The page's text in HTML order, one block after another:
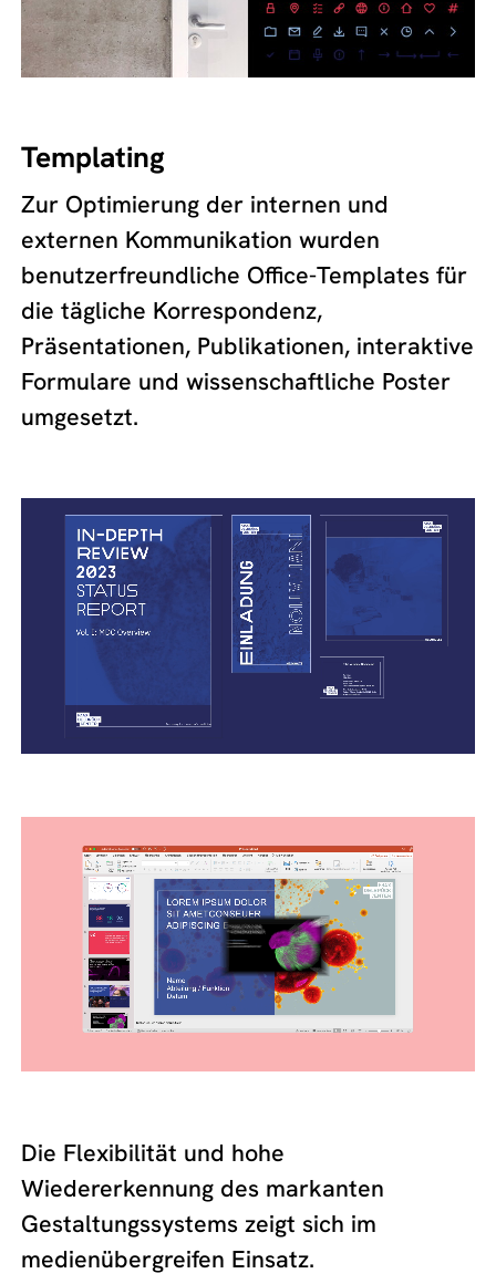
Templating
Zur Optimierung der internen und
externen Kommunikation wurden
benutzerfreundliche Office-Templates für
die tägliche Korrespondenz,
Präsentationen, Publikationen, interaktive
Formulare und wissenschaftliche Poster
umgesetzt.
Die Flexibilität und hohe
Wiedererkennung des markanten
Gestaltungssystems zeigt sich im
medienübergreifen Einsatz.